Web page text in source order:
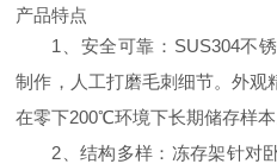
产品特点
1、安全可靠：SUS304不
制作，人工打磨毛刺细节。外观
在零下200℃环境下长期储存样本
2、结构多样：冻存架针对